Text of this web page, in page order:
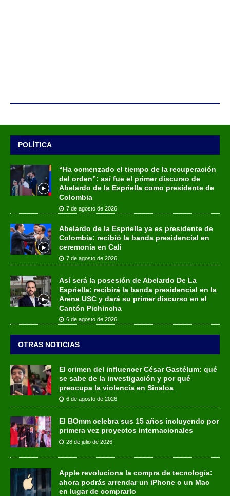
POLÍTICA
“Ha comenzado el tiempo de la recuperación
del orden”: así fue el primer discurso de
Abelardo de la Espriella como presidente de
Colombia
7 de agosto de 2026
Abelardo de la Espriella ya es presidente de
Colombia: recibió la banda presidencial en
ceremonia en Cali
7 de agosto de 2026
Así será la posesión de Abelardo De La
Espriella: recibirá la banda presidencial en la
Arena USC y dará su primer discurso en el
Cantón Pichincha
6 de agosto de 2026
OTRAS NOTICIAS
El crimen del influencer César Gastélum: qué
se sabe de la investigación y por qué
preocupa la violencia en Sinaloa
6 de agosto de 2026
El BOmm celebra sus 15 años incluyendo por
primera vez proyectos internacionales
28 de julio de 2026
Apple revoluciona la compra de tecnología:
ahora podrás arrendar un iPhone o un Mac
en lugar de comprarlo